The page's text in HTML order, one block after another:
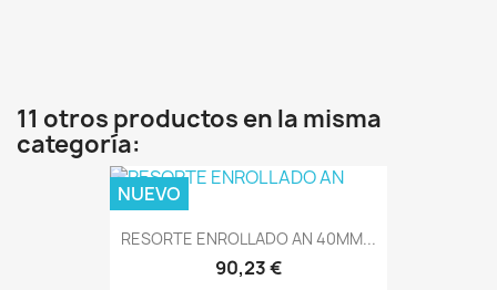
11 otros productos en la misma
categoría:
RESORTE ENROLLADO AN 40MM...
90,23 €
NUEVO